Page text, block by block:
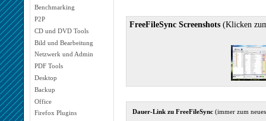
Benchmarking
P2P
CD und DVD Tools
Bild und Bearbeitung
Netzwerk und Admin
PDF Tools
Desktop
Backup
Office
Firefox Plugins
FreeFileSync Screenshots (Klicken
Dauer-Link zu FreeFileSync (immer zum